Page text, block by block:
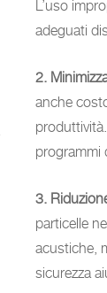
L’uso
adeguati
2.
anche
programmi
3.
particelle
acustiche,
sicurezza